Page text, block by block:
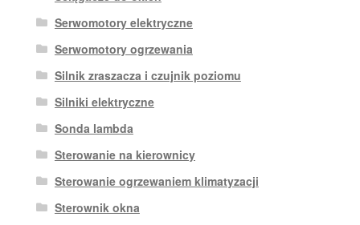
Serwomotory elektryczne
Serwomotory ogrzewania
Silnik zraszacza i czujnik poziomu
Silniki elektryczne
Sonda lambda
Sterowanie na kierownicy
Sterowanie ogrzewaniem klimatyzacji
Sterownik okna